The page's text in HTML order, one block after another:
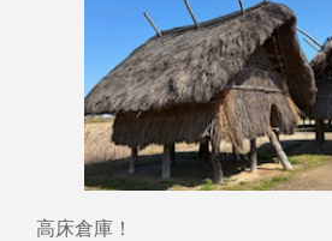
高床倉庫！